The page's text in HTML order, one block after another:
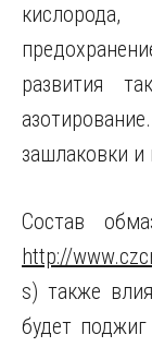
развития
зашлаковки
Состав
http://
s) также
будет